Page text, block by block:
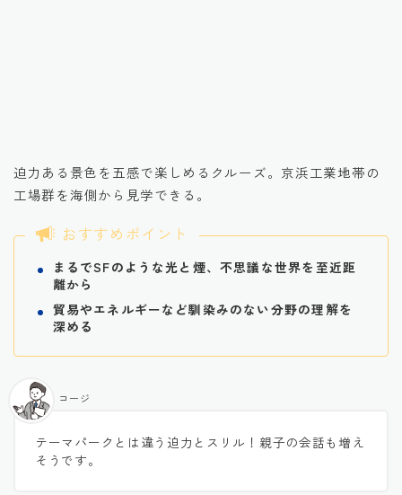
迫力ある景色を五感で楽しめるクルーズ。京浜工業地帯の
工場群を海側から見学できる。
おすすめポイント
まるでSFのような光と煙、不思議な世界を至近距
離から
貿易やエネルギーなど馴染みのない分野の理解を
深める
テーマパークとは違う迫力とスリル！親子の会話も増え
そうです。
コージ